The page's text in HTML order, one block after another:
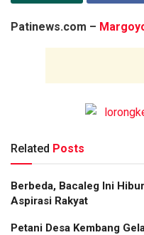
Patinews.com –
Related Posts
Berbeda, Bacaleg Ini
Aspirasi Rakyat
Petani Desa Kembang